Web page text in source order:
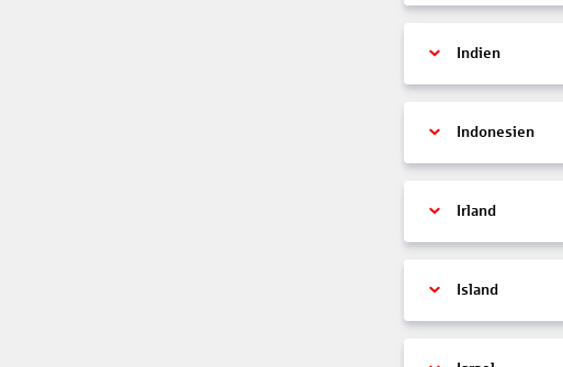
Indien
Indonesien
Irland
Island